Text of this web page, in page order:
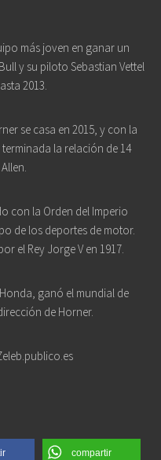
más joven en ganar un
y su piloto Sebastian Vettel
2013.
se casa en 2015, y con la
la relación de 14
con la Orden del Imperio
de los deportes de motor.
el Rey Jorge V en 1917.
ganó el mundial de
de Horner.
compartir